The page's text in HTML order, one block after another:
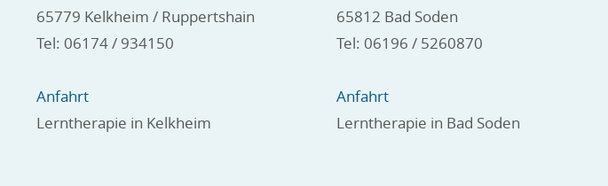
65779 Kelkheim / Ruppertshain
Tel: 06174 / 934150
Anfahrt
Lerntherapie in Kelkheim
65812 Bad Soden
Tel: 06196 / 5260870
Anfahrt
Lerntherapie in Bad Soden